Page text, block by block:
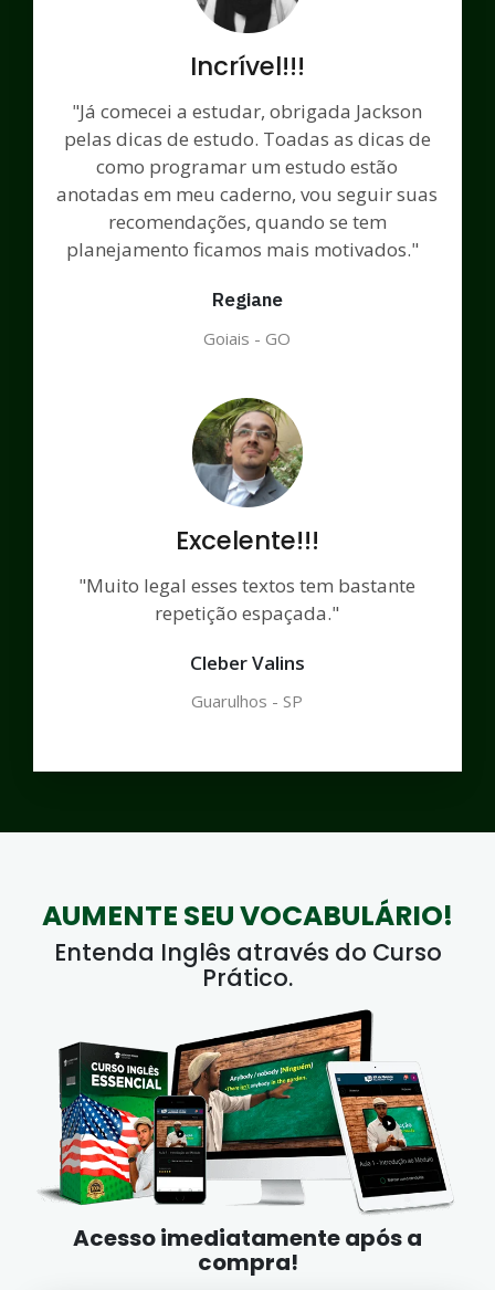
Incrível!!!
"Já comecei a estudar, obrigada Jackson
pelas dicas de estudo. Toadas as dicas de
como programar um estudo estão
anotadas em meu caderno, vou seguir suas
recomendações, quando se tem
planejamento ficamos mais motivados."
Regiane
Goiais - GO
Excelente!!!
"Muito legal esses textos tem bastante
repetição espaçada."
Cleber Valins
Guarulhos - SP
AUMENTE SEU VOCABULÁRIO!
Entenda Inglês através do Curso
Prático.
Acesso imediatamente após a
compra!